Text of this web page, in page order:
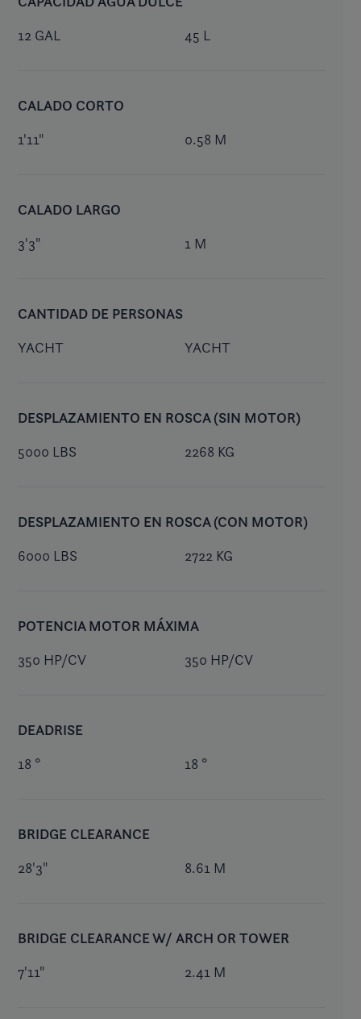
12 GAL 45 L
CALADO CORTO
1'11" 0.58 M
CALADO LARGO
3'3" 1 M
CANTIDAD DE PERSONAS
YACHT YACHT
DESPLAZAMIENTO EN ROSCA (SIN MOTOR)
5000 LBS 2268 KG
DESPLAZAMIENTO EN ROSCA (CON MOTOR)
6000 LBS 2722 KG
POTENCIA MOTOR MÁXIMA
350 HP/CV 350 HP/CV
DEADRISE
18 ° 18 °
BRIDGE CLEARANCE
28'3" 8.61 M
BRIDGE CLEARANCE W/ ARCH OR TOWER
7'11" 2.41 M